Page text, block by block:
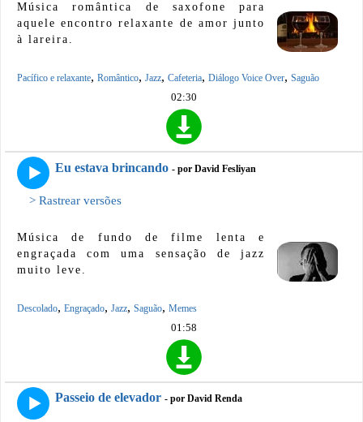
Música romântica de saxofone para
aquele encontro relaxante de amor junto
à lareira.
Pacífico e relaxante, Romântico, Jazz, Cafeteria, Diálogo Voice Over, Saguão
02:30
Eu estava brincando - por David Fesliyan
> Rastrear versões
Música de fundo de filme lenta e
engraçada com uma sensação de jazz
muito leve.
Descolado, Engraçado, Jazz, Saguão, Memes
01:58
Passeio de elevador - por David Renda